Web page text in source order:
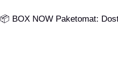
📦 BOX NOW Paketomat: